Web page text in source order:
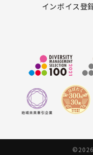
インボイス登